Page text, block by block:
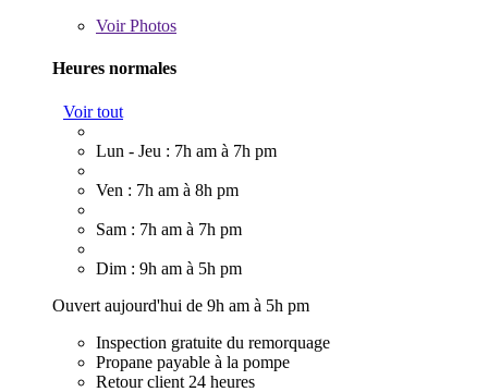
VoirPhotos
Heures normales
Voir tout
Lun - Jeu : 7h am à 7h pm
Ven : 7h am à 8h pm
Sam : 7h am à 7h pm
Dim : 9h am à 5h pm
Ouvert aujourd'hui de 9h am à 5h pm
Inspection gratuite du remorquage
Propane payable à la pompe
Retour client 24 heures